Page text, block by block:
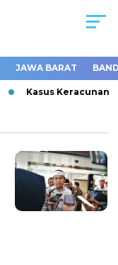
JAWA BARAT
Kasus Keracunan